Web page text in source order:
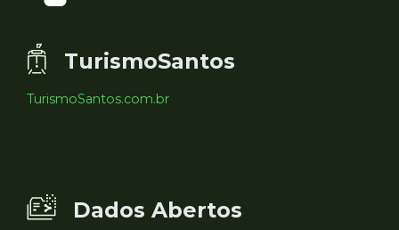
TurismoSantos
TurismoSantos.com.br
Dados Abertos